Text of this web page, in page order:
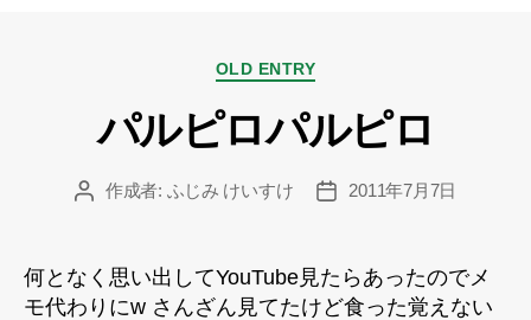
カ
ゴ
リ
OLD ENTRY
パルピロパルピロ
投 作成者: ふじみ けいすけ
投
2011年7月7日
何となく思い出してYouTube見たらあったのでメ
モ代わりにw さんざん見てたけど食った覚えない